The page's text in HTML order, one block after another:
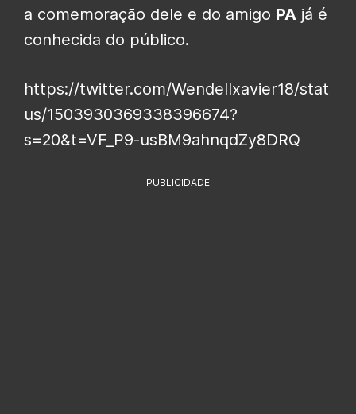
a comemoração dele e do amigo PA já é
conhecida do público.
https://twitter.com/Wendellxavier18/stat
us/1503930369338396674?
s=20&t=VF_P9-usBM9ahnqdZy8DRQ
PUBLICIDADE